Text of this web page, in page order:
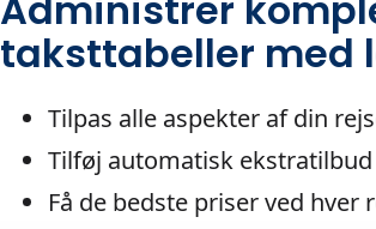
taksttabeller med
Tilpas alle aspekter af din
Tilføj automatisk
Få de bedste priser ved hver